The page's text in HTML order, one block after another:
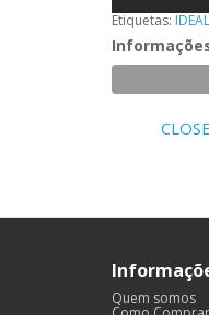
Etiquetas: IDEAL
Quem somos